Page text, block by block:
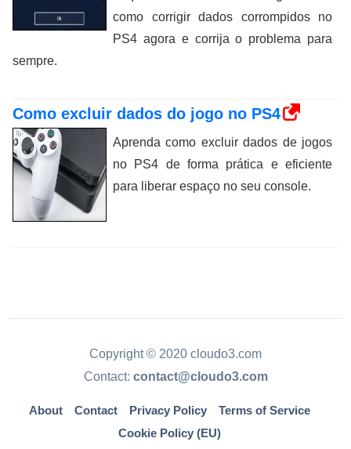
como corrigir dados corrompidos no
PS4 agora e corrija o problema para
sempre.
Como excluir dados do jogo no PS4
Aprenda como excluir dados de jogos
no PS4 de forma prática e eficiente
para liberar espaço no seu console.
Copyright © 2020 cloudo3.com
Contact: contact@cloudo3.com
About Contact Privacy Policy
Terms of Service
Cookie Policy (EU)